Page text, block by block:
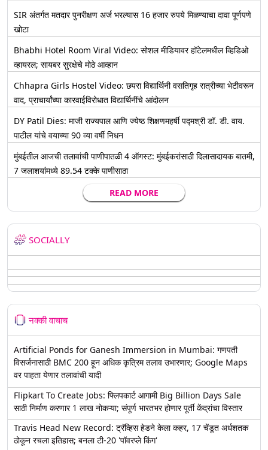
SIR अंतर्गत मतदार पुनरीक्षण अर्ज भरल्यास 16 हजार रुपये मिळण्याचा दावा पूर्णपणे
खोटा
Bhabhi Hotel Room Viral Video: सोशल मीडियावर हॉटेलमधील व्हिडिओ
व्हायरल; सायबर सुरक्षेचे मोठे आव्हान
Chhapra Girls Hostel Video: छपरा विद्यार्थिनी वसतिगृह रात्रीच्या भेटीवरून
वाद, प्राचार्यांच्या कारवाईविरोधात विद्यार्थिनींचे आंदोलन
DY Patil Dies: माजी राज्यपाल आणि ज्येष्ठ शिक्षणमहर्षी पद्मश्री डॉ. डी. वाय.
पाटील यांचे वयाच्या 90 व्या वर्षी निधन
मुंबईतील आजची तलावांची पाणीपातळी 4 ऑगस्ट: मुंबईकरांसाठी दिलासादायक बातमी,
7 जलाशयांमध्ये 89.54 टक्के पाणीसाठा
READ MORE
SOCIALLY
नक्की वाचाच
Artificial Ponds for Ganesh Immersion in Mumbai: गणपती
विसर्जनासाठी BMC 200 हून अधिक कृत्रिम तलाव उभारणार; Google Maps
वर पाहता येणार तलावांची यादी
Flipkart To Create Jobs: फ्लिपकार्ट आगामी Big Billion Days Sale
साठी निर्माण करणार 1 लाख नोकऱ्या; संपूर्ण भारतभर होणार पूर्ती केंद्रांचा विस्तार
Travis Head New Record: ट्रॅव्हिस हेडने केला कहर, 17 चेंडूत अर्धशतक
ठोकून रचला इतिहास; बनला टी-20 'पॉवरप्ले किंग'